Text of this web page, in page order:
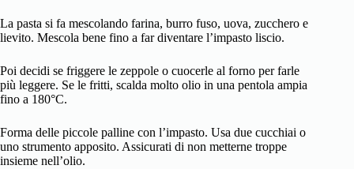
La pasta si fa mescolando farina, burro fuso, uova, zucchero e
lievito. Mescola bene fino a far diventare l’impasto liscio.
Poi decidi se friggere le zeppole o cuocerle al forno per farle
più leggere. Se le fritti, scalda molto olio in una pentola ampia
fino a 180°C.
Forma delle piccole palline con l’impasto. Usa due cucchiai o
uno strumento apposito. Assicurati di non metterne troppe
insieme nell’olio.